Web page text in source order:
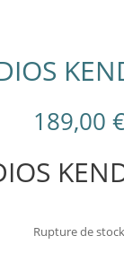
189,00
Rupture de stock